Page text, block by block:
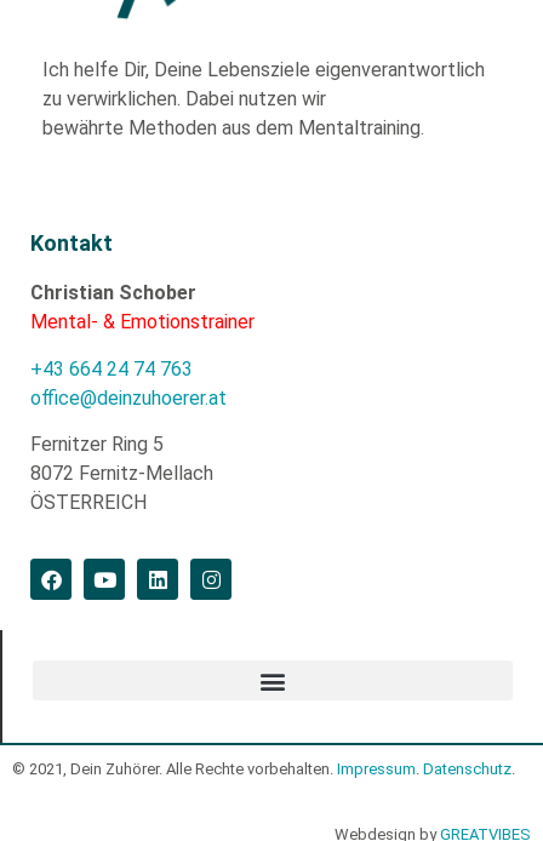
Ich helfe Dir, Deine Lebensziele eigenverantwortlich
zu verwirklichen. Dabei nutzen wir
bewährte Methoden aus dem Mentaltraining.
Kontakt
Christian Schober
Mental- & Emotionstrainer
+43 664 24 74 763
office@deinzuhoerer.at
Fernitzer Ring 5
8072 Fernitz-Mellach
ÖSTERREICH
© 2021, Dein Zuhörer. Alle Rechte vorbehalten. Impressum. Datenschutz.
Webdesign byGREATVIBES